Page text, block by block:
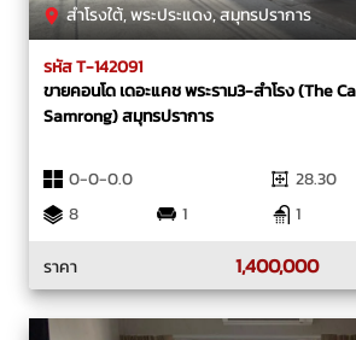
สำโรงใต้, พระประแดง, สมุทรปราการ
รหัส T-142091
ขายคอนโด เดอะแคช พระราม3-สำโรง (The
Samrong) สมุทรปราการ
0-0-0.0
28.30
8
1 1
ราคา
1,400,000